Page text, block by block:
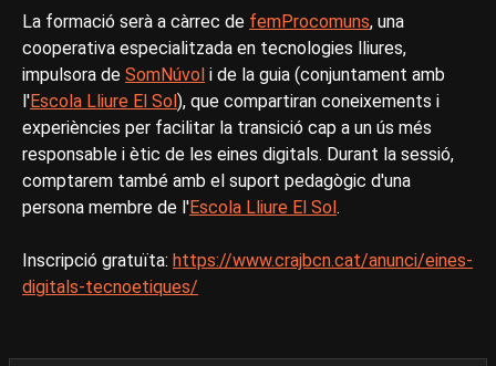
La formació serà a càrrec de femProcomuns, una
cooperativa especialitzada en tecnologies lliures,
impulsora de SomNúvol i de la guia (conjuntament amb
l'Escola Lliure El Sol), que compartiran coneixements i
experiències per facilitar la transició cap a un ús més
responsable i ètic de les eines digitals. Durant la sessió,
comptarem també amb el suport pedagògic d'una
persona membre de l'Escola Lliure El Sol.
Inscripció gratuïta: https://www.crajbcn.cat/anunci/eines-
digitals-tecnoetiques/